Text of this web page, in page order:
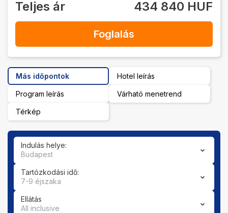
Teljes ár 434 840 HUF
Foglalás
Más időpontok Hotel leírás
Program leírás Várható menetrend
Térkép
Indulás helye:
Budapest
Tartózkodási idő:
7-9 éjszaka
Ellátás
All inclusive